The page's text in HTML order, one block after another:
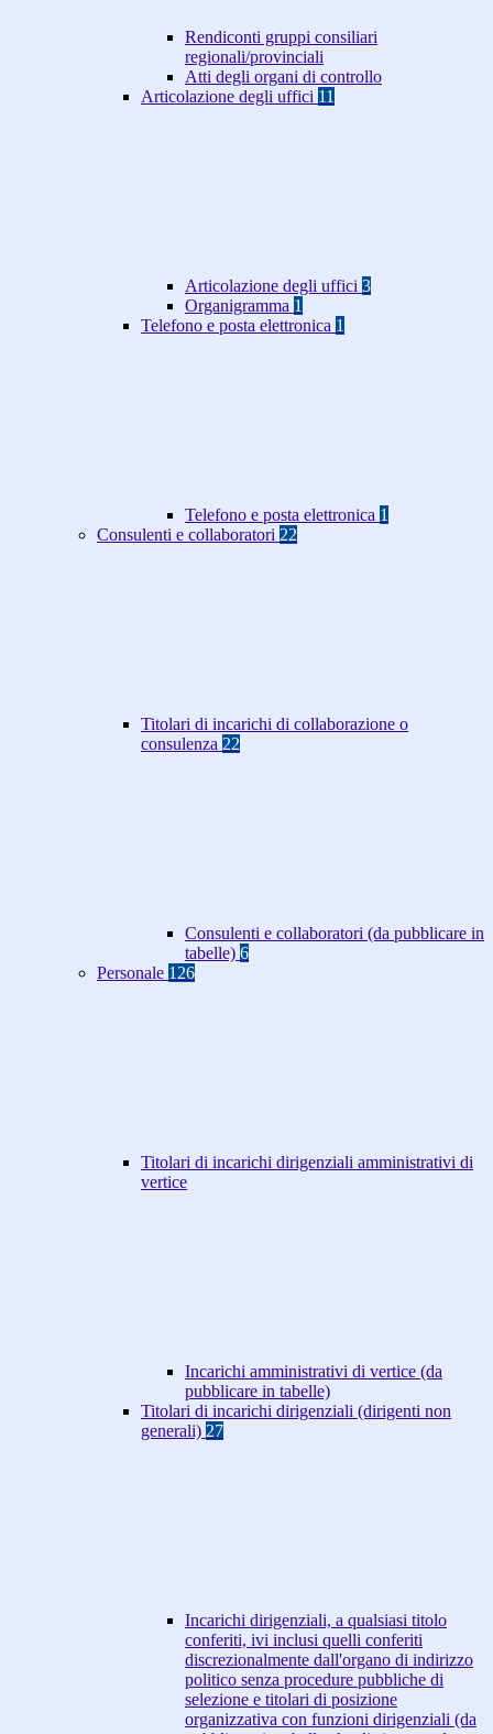
Rendiconti gruppi consiliari
regionali/provinciali
Atti degli organi di controllo
Articolazione degli uffici 11
Articolazione degli uffici 3
Organigramma 1
Telefono e posta elettronica 1
Telefono e posta elettronica 1
Consulenti e collaboratori 22
Titolari di incarichi di collaborazione o
consulenza 22
Consulenti e collaboratori (da pubblicare in
tabelle) 6
Personale 126
Titolari di incarichi dirigenziali amministrativi di
vertice
Incarichi amministrativi di vertice (da
pubblicare in tabelle)
Titolari di incarichi dirigenziali (dirigenti non
generali) 27
Incarichi dirigenziali, a qualsiasi titolo
conferiti, ivi inclusi quelli conferiti
discrezionalmente dall'organo di indirizzo
politico senza procedure pubbliche di
selezione e titolari di posizione
organizzativa con funzioni dirigenziali (da